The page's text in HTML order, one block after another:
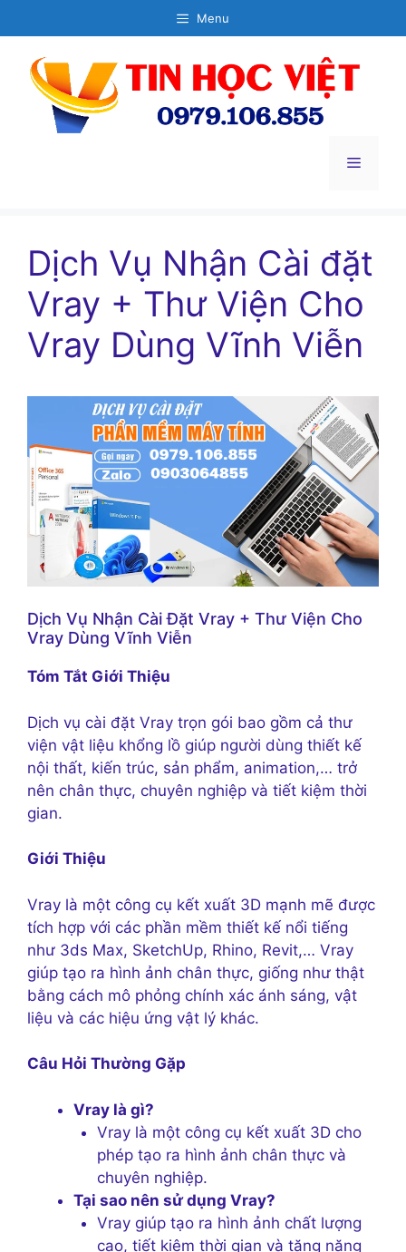
đến
dung
Menu
Menu
Dịch Vụ Nhận Cài đặt
Vray + Thư Viện Cho
Vray Dùng Vĩnh Viễn
Dịch Vụ Nhận Cài Đặt Vray + Thư Viện Cho
Vray Dùng Vĩnh Viễn
Tóm Tắt Giới Thiệu
Dịch vụ cài đặt Vray trọn gói bao gồm cả thư
viện vật liệu khổng lồ giúp người dùng thiết kế
nội thất, kiến trúc, sản phẩm, animation,… trở
nên chân thực, chuyên nghiệp và tiết kiệm thời
gian.
Giới Thiệu
Vray là một công cụ kết xuất 3D mạnh mẽ được
tích hợp với các phần mềm thiết kế nổi tiếng
như 3ds Max, SketchUp, Rhino, Revit,… Vray
giúp tạo ra hình ảnh chân thực, giống như thật
bằng cách mô phỏng chính xác ánh sáng, vật
liệu và các hiệu ứng vật lý khác.
Câu Hỏi Thường Gặp
Vray là gì?
Vray là một công cụ kết xuất 3D cho
phép tạo ra hình ảnh chân thực và
chuyên nghiệp.
Tại sao nên sử dụng Vray?
Vray giúp tạo ra hình ảnh chất lượng
cao, tiết kiệm thời gian và tăng năng